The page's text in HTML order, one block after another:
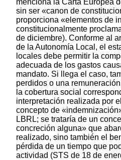
sin ser «canon de
proporciona «elementos de
constitucionalmente
de diciembre). Conforme al
de la Autonomía Local, el
locales debe permitir la
adecuada de los gastos
mandato. Si llega el caso,
perdidos o una
la cobertura social
interpretación realizada por
concepto de
LBRL; se trataría de un
concreción alguna» que
realizado, sino también el
pérdida de un tiempo que
actividad (STS de 18 de